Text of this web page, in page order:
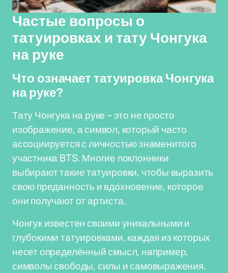
Частые вопросы о
татуировках и тату Чонгука
на руке
Что означает татуировка Чонгука
на руке?
Тату Чонгука на руке – это не просто
изображение, а символ, который часто
ассоциируется с личностью знаменитого
участника BTS. Многие поклонники
выбирают такие татуировки, чтобы выразить
свою преданность и вдохновение, которое
они получают от артиста.
Чонгук известен своими уникальными и
глубокими татуировками, каждая из которых
несет определённый смысл, например,
символы свободы, силы и самовыражения.